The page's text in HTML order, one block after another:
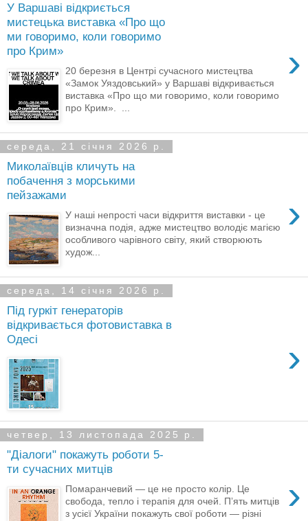
У Варшаві відкриється
мистецька виставка «Про що
ми говоримо, коли говоримо
про Крим»
›
20 березня в Центрі сучасного мистецтва
«Замок Уяздовський» у Варшаві відкривається
виставка «Про що ми говоримо, коли говоримо
про Крим». ...
середа, 21 січня 2026 р.
Миколаївців кличуть на
побачення з морськими
пейзажами
›
У наші непрості часи відкриття виставки - це
визначна подія, адже мистецтво володіє магією
особливого чарівного світу, який створюють
худож...
середа, 14 січня 2026 р.
Під гуркіт генераторів
відкривається фотовиставка в
Одесі
›
четвер, 13 листопада 2025 р.
"Діалоги" покажуть роботи 5-
ти сучасних митців
›
Помаранчевий — це не просто колір. Це
свобода, тепло і терапія для очей. Пʼять митців
з усієї України покажуть свої роботи — різні